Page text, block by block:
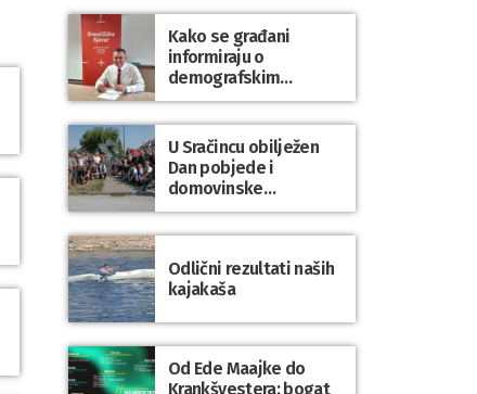
Kako se građani
informiraju o
demografskim
mjerama? Sudjelujte u
istraživanju!
U Sračincu obilježen
Dan pobjede i
domovinske
zahvalnosti te Dan
hrvatskih branitelja
Odlični rezultati naših
kajakaša
Od Ede Maajke do
Krankšvestera: bogat